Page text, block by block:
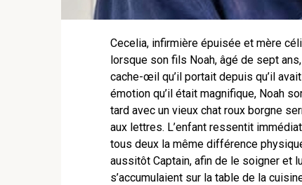
Cecelia, infirmière épuisée et mère
lorsque son fils Noah, âgé de sept
cache-œil qu’il portait depuis qu’il
émotion qu’il était magnifique, Noah
tard avec un vieux chat roux borgne
aux lettres. L’enfant ressentit
tous deux la même différence
aussitôt Captain, afin de le soigner et
s’accumulaient sur la table de la